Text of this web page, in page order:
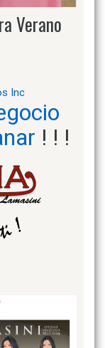
Verano
Inc
! ! !